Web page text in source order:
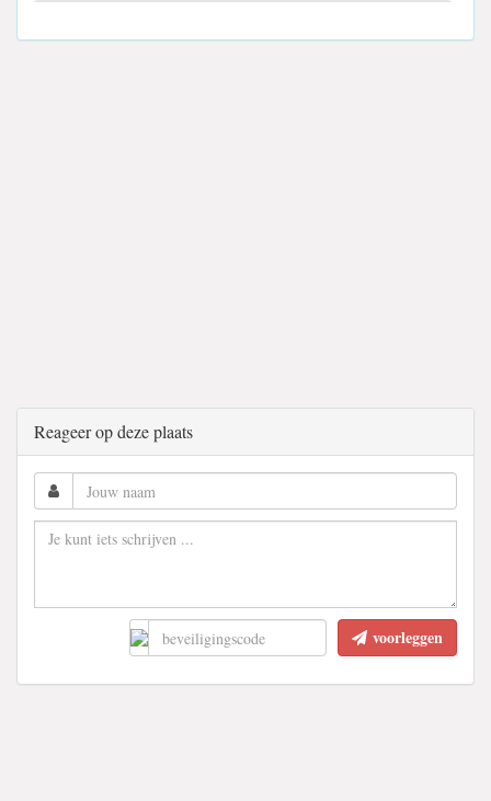
Reageer op deze plaats
voorleggen